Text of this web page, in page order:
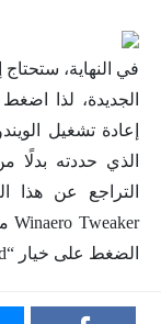
في النهاية،
الذي حددته
التراجع عن هذا
الضغط على خيار “Restore default sound”.